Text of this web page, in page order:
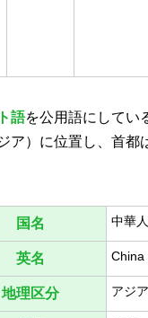
語を公用語にしてい
ジア）に位置し、首
国名 中華
英名 China
地理区分 アジ